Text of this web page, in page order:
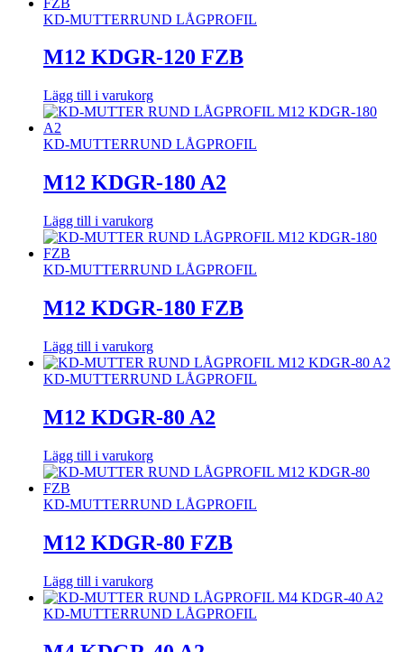
KD-MUTTERRUND LÅGPROFIL
M12 KDGR-120 FZB
Lägg till i varukorg
KD-MUTTERRUND LÅGPROFIL
M12 KDGR-180 A2
Lägg till i varukorg
KD-MUTTERRUND LÅGPROFIL
M12 KDGR-180 FZB
Lägg till i varukorg
KD-MUTTERRUND LÅGPROFIL
M12 KDGR-80 A2
Lägg till i varukorg
KD-MUTTERRUND LÅGPROFIL
M12 KDGR-80 FZB
Lägg till i varukorg
KD-MUTTERRUND LÅGPROFIL